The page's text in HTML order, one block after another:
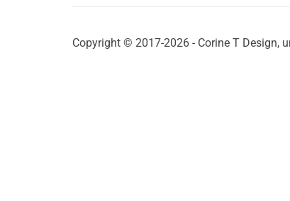
Copyright © 2017-2026 - Corine T Design,